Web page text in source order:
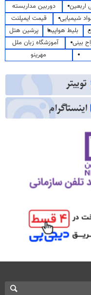
اربعین
دوربین مداربسته
شیمیایی
قیمت ایمپلنت
بلیط هواپیما
پرشین هتل
بینی
آموزشگاه زبان ملل
مهرینو